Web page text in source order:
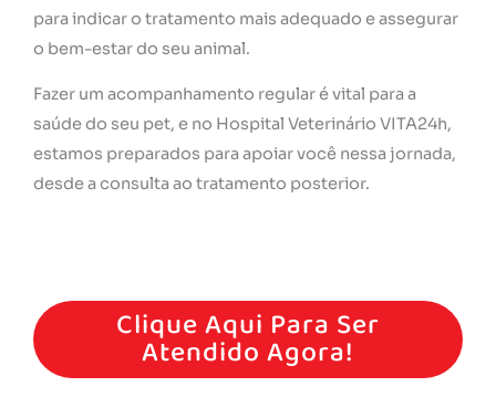
para indicar o tratamento mais adequado e assegurar
o bem-estar do seu animal.
Fazer um acompanhamento regular é vital para a
saúde do seu pet, e no Hospital Veterinário VITA24h,
estamos preparados para apoiar você nessa jornada,
desde a consulta ao tratamento posterior.
Clique Aqui Para Ser
Atendido Agora!